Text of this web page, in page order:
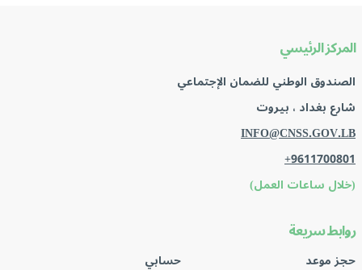
المركز الرئيسي
الصندوق الوطني للضمان الإجتماعي
شارع بغداد ، بيروت
INFO@CNSS.GOV.LB
+9611700801
(خلال ساعات العمل)
روابط سريعة
حجز موعد حسابي